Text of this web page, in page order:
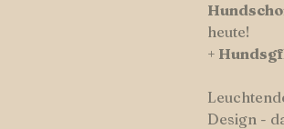
heute!
+
Design -